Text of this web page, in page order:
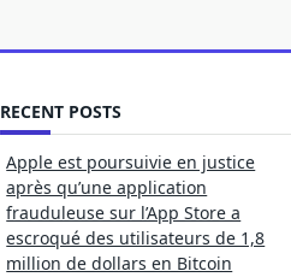
RECENT POSTS
Apple est poursuivie en justice
après qu’une application
frauduleuse sur l’App Store a
escroqué des utilisateurs de 1,8
million de dollars en Bitcoin